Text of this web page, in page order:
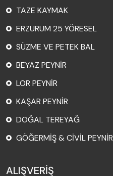
TAZE KAYMAK
ERZURUM 25 YÖRESEL
SÜZME VE PETEK BAL
BEYAZ PEYNİR
LOR PEYNİR
KAŞAR PEYNİR
DOĞAL TEREYAĞ
GÖĞERMİŞ & CİVİL PEYNİR
ALIŞVERİŞ